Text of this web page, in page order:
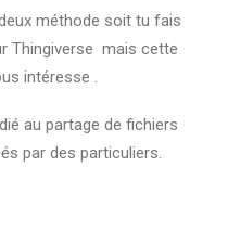
méthode soit tu fais
Thingiverse mais cette
intéresse .
au partage de fichiers
par des particuliers.